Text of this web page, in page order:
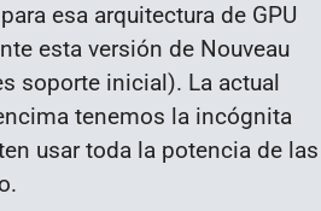
esa arquitectura de GPU
esta versión de Nouveau
soporte inicial). La actual
tenemos la incógnita
usar toda la potencia de las